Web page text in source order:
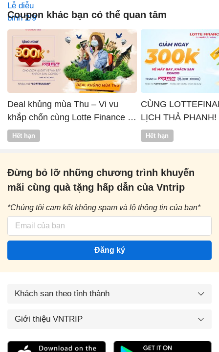
Coupon khác bạn có thể quan tâm
Deal khủng mùa Thu – Vi vu
khắp chốn cùng Lotte Finance x
Vntrip
Hết hạn
CÙNG
LỊCH THẢ PHANH!
Hết hạn
Đừng bỏ lỡ những chương trình khuyến
mãi cùng quà tặng hấp dẫn của Vntrip
*Chúng tôi cam kết không spam và lộ thông tin của bạn*
Đăng ký
Khách sạn theo tỉnh thành
Giới thiệu VNTRIP